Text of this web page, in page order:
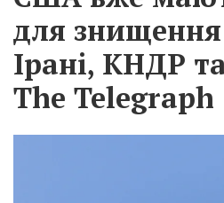
для знищення
Ірані, КНДР
The Telegraph